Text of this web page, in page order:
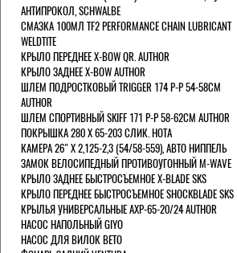
АНТИПРОКОЛ, SCHWALBE
СМАЗКА 100МЛ TF2 PERFORMANCE CHAIN LUBRICANT
WELDTITE
КРЫЛО ПЕРЕДНЕЕ X-BOW QR. AUTHOR
КРЫЛО ЗАДНЕЕ X-BOW AUTHOR
ШЛЕМ ПОДРОСТКОВЫЙ TRIGGER 174 Р-Р 54-58СМ
AUTHOR
ШЛЕМ СПОРТИВНЫЙ SKIFF 171 Р-Р 58-62СМ AUTHOR
ПОКРЫШКА 280 X 65-203 СЛИК. HOTA
КАМЕРА 26" X 2,125-2,3 (54/58-559), АВТО НИППЕЛЬ
ЗАМОК ВЕЛОСИПЕДНЫЙ ПРОТИВОУГОННЫЙ M-WAVE
КРЫЛО ЗАДНЕЕ БЫСТРОСЪЕМНОЕ X-BLADE SKS
КРЫЛО ПЕРЕДНЕЕ БЫСТРОСЪЕМНОЕ SHOCKBLADE SKS
КРЫЛЬЯ УНИВЕРСАЛЬНЫЕ AXP-65-20/24 AUTHOR
НАСОС НАПОЛЬНЫЙ GIYO
НАСОС ДЛЯ ВИЛОК ВЕТО